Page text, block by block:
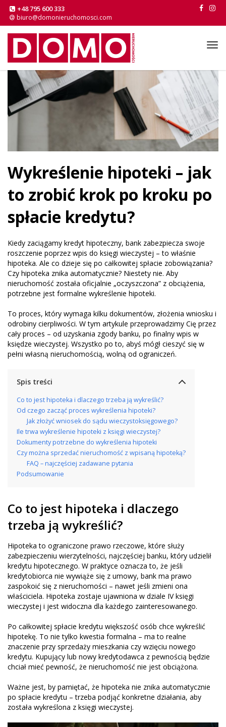
+48 795 600 333
biuro@domonieruchomosci.com
Wykreślenie hipoteki – jak
to zrobić krok po kroku po
spłacie kredytu?
Kiedy zaciągamy kredyt hipoteczny, bank zabezpiecza swoje
roszczenie poprzez wpis do księgi wieczystej – to właśnie
hipoteka. Ale co dzieje się po całkowitej spłacie zobowiązania?
Czy hipoteka znika automatycznie? Niestety nie. Aby
nieruchomość została oficjalnie „oczyszczona” z obciążenia,
potrzebne jest formalne wykreślenie hipoteki.
To proces, który wymaga kilku dokumentów, złożenia wniosku i
odrobiny cierpliwości. W tym artykule przeprowadzimy Cię przez
cały proces – od uzyskania zgody banku, po finalny wpis w
księdze wieczystej. Wszystko po to, abyś mógł cieszyć się w
pełni własną nieruchomością, wolną od ograniczeń.
Spis treści
Co to jest hipoteka i dlaczego trzeba ją wykreślić?
Od czego zacząć proces wykreślenia hipoteki?
Jak złożyć wniosek do sądu wieczystoksięgowego?
Ile trwa wykreślenie hipoteki z księgi wieczystej?
Dokumenty potrzebne do wykreślenia hipoteki
Czy można sprzedać nieruchomość z wpisaną hipoteką?
FAQ – najczęściej zadawane pytania
Podsumowanie
Co to jest hipoteka i dlaczego
trzeba ją wykreślić?
Hipoteka to ograniczone prawo rzeczowe, które służy
zabezpieczeniu wierzytelności, najczęściej banku, który udzielił
kredytu hipotecznego. W praktyce oznacza to, że jeśli
kredytobiorca nie wywiąże się z umowy, bank ma prawo
zaspokoić się z nieruchomości – nawet jeśli zmieni ona
właściciela. Hipoteka zostaje ujawniona w dziale IV księgi
wieczystej i jest widoczna dla każdego zainteresowanego.
Po całkowitej spłacie kredytu większość osób chce wykreślić
hipotekę. To nie tylko kwestia formalna – ma to realne
znaczenie przy sprzedaży mieszkania czy wzięciu nowego
kredytu. Kupujący lub nowy kredytodawca z pewnością będzie
chciał mieć pewność, że nieruchomość nie jest obciążona.
Ważne jest, by pamiętać, że hipoteka nie znika automatycznie
po spłacie kredytu – trzeba podjąć konkretne działania, aby
została wykreślona z księgi wieczystej.